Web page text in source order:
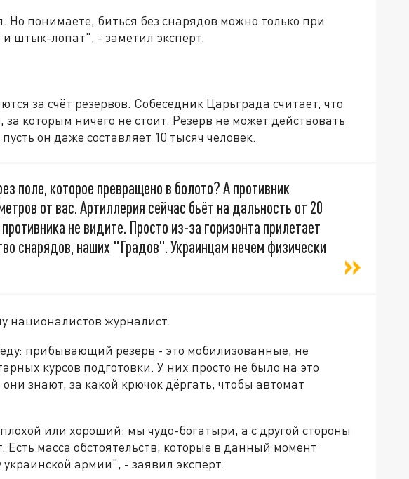
Но понимаете, биться без снарядов можно только при
штык-лопат", - заметил эксперт.
за счёт резервов. Собеседник Царьграда считает, что
за которым ничего не стоит. Резерв не может действовать
он даже составляет 10 тысяч человек.
поле, которое превращено в болото? А противник
от вас. Артиллерия сейчас бьёт на дальность от 20
не видите. Просто из-за горизонта прилетает
снарядов, наших "Градов". Украинцам нечем физически
националистов журналист.
прибывающий резерв - это мобилизованные, не
курсов подготовки. У них просто не было на это
знают, за какой крючок дёргать, чтобы автомат
или хороший: мы чудо-богатыри, а с другой стороны
масса обстоятельств, которые в данный момент
армии", - заявил эксперт.